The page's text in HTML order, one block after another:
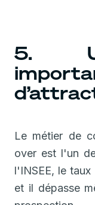
5.
Le métier de
over est l'un
l'INSEE, le
et il dépasse